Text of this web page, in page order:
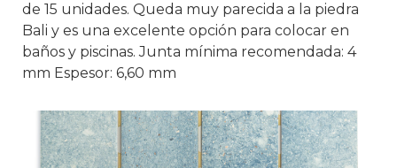
de 15 unidades. Queda muy parecida a la piedra
Bali y es una excelente opción para colocar en
baños y piscinas. Junta mínima recomendada: 4
mm Espesor: 6,60 mm